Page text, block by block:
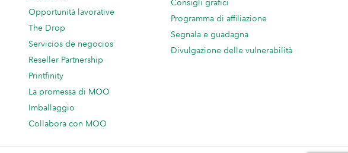
Opportunità lavorative
The Drop
Servicios de negocios
Reseller Partnership
Printfinity
La promessa di MOO
Imballaggio
Collabora con MOO
Consigli grafici
Programma di affiliazione
Segnala e guadagna
Divulgazione delle vulnerabilità